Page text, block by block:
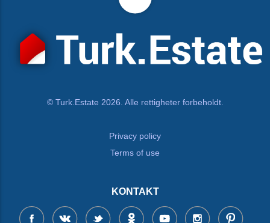
© Turk.Estate 2026. Alle rettigheter forbeholdt.
Privacy policy
Terms of use
KONTAKT